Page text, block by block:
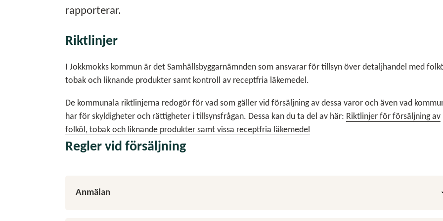
rapporterar.
Riktlinjer
I Jokkmokks kommun är det Samhällsbyggarnämnden som ansvarar för tillsyn över detaljhandel med
tobak och liknande produkter samt kontroll av receptfria läkemedel.
De kommunala riktlinjerna redogör för vad som gäller vid försäljning av dessa varor och även vad
har för skyldigheter och rättigheter i tillsynsfrågan. Dessa kan du ta del av här: Riktlinjer för försäljning av
folköl, tobak och liknande produkter samt vissa receptfria läkemedel
Regler vid försäljning
Anmälan